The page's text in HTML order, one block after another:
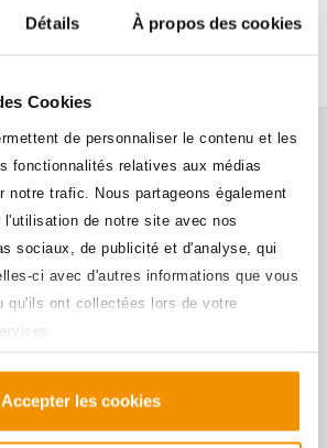
Détails À propos des cookies
Cookies
de personnaliser le contenu et les
fonctionnalités relatives aux médias
notre trafic. Nous partageons également
de notre site avec nos
sociaux, de publicité et d'analyse, qui
ci avec d'autres informations que vous
qu'ils ont collectées lors de votre
Accepter les cookies
portes ouvertes
avec nos
étudiants